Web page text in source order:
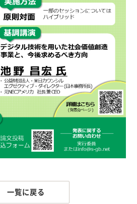
一覧に戻る